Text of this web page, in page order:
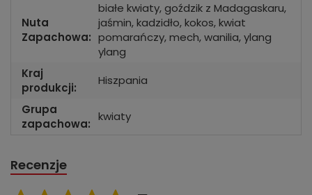
Nuta
Zapachowa:
białe kwiaty, goździk z Madagaskaru,
jaśmin, kadzidło, kokos, kwiat
pomarańczy, mech, wanilia, ylang
ylang
Kraj
produkcji:
Hiszpania
Grupa
zapachowa:
kwiaty
Recenzje